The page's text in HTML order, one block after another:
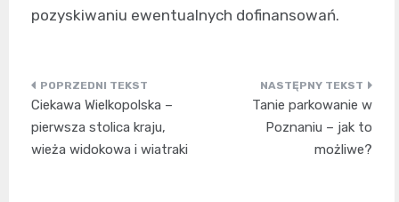
pozyskiwaniu ewentualnych dofinansowań.
Nawigacja
wpisu
Ciekawa Wielkopolska –
pierwsza stolica kraju,
wieża widokowa i wiatraki
Tanie parkowanie w
Poznaniu – jak to
możliwe?